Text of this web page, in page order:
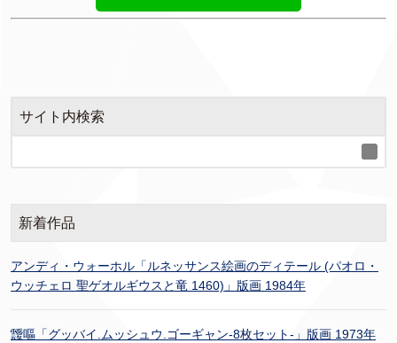
サイト内検索
新着作品
アンディ・ウォーホル「ルネッサンス絵画のディテール (パオロ・
ウッチェロ 聖ゲオルギウスと竜 1460)」版画 1984年
靉嘔「グッバイ.ムッシュウ.ゴーギャン-8枚セット-」版画 1973年